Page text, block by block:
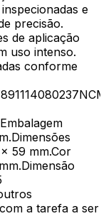
e
precisão.
de aplicação
uso intenso.
conforme
59 mm.Cor
a tarefa a ser